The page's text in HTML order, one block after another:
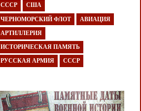
СССР США
ЧЕРНОМОРСКИЙ ФЛОТ АВИАЦИЯ
АРТИЛЛЕРИЯ
ИСТОРИЧЕСКАЯ ПАМЯТЬ
РУССКАЯ АРМИЯ СССР